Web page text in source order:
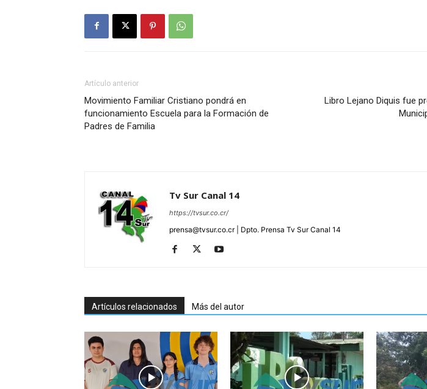
Artículo anterior
Movimiento Familiar Cristiano pondrá en
funcionamiento Escuela para la Formación de
Padres de Familia
Libro Lejano Diquis fue
Tv Sur Canal 14
https://tvsur.co.cr/
prensa@tvsur.co.cr | Dpto. Prensa Tv Sur Canal 14
Artículos relacionados Más del autor